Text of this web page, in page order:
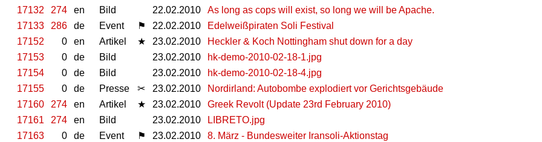
17132
274 en Bild 22.02.2010
As long as cops will exist, so long we will be Apache.
17133
286 de Event ⚑ 22.02.2010
Edelweißpiraten Soli Festival
17152
0 en Artikel ★ 23.02.2010
Heckler & Koch Nottingham shut down for a day
17153
0 de Bild 23.02.2010
hk-demo-2010-02-18-1.jpg
17154
0 de Bild 23.02.2010
hk-demo-2010-02-18-4.jpg
17155
0 de Presse ✂ 23.02.2010
Nordirland: Autobombe explodiert vor Gerichtsgebäude
17160
274 en Artikel ★ 23.02.2010
Greek Revolt (Update 23rd February 2010)
17161
274 en Bild 23.02.2010
LIBRETO.jpg
17163
0 de Event ⚑ 23.02.2010
8. März - Bundesweiter Iransoli-Aktionstag